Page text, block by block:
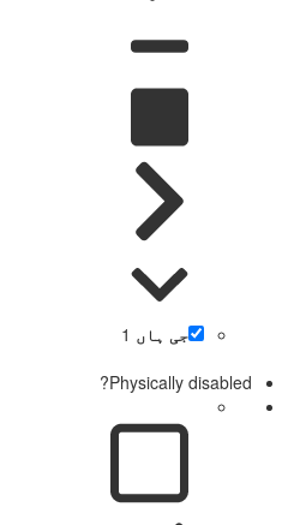
جی ہاں 1
Physically disabled?